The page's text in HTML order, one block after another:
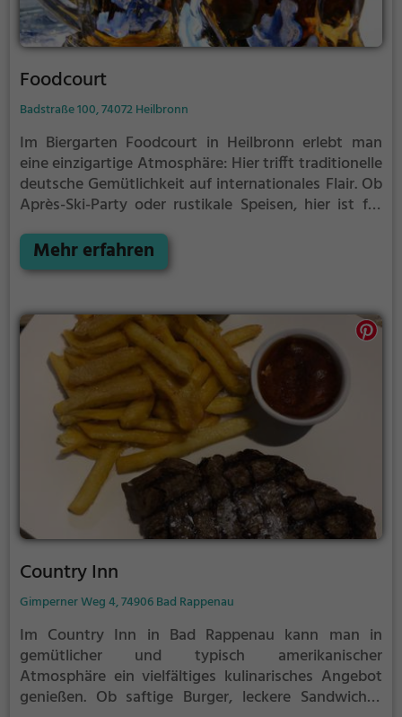
Foodcourt
Badstraße 100, 74072 Heilbronn
Im Biergarten Foodcourt in Heilbronn erlebt man
eine einzigartige Atmosphäre: Hier trifft traditionelle
deutsche Gemütlichkeit auf internationales Flair. Ob
Après-Ski-Party oder rustikale Speisen, hier ist für
Küche, Burger, Pizza, thailändische und asiatische
Spezialitäten oder wähle aus dem vegetarischen
und leckeren Cocktails. Hier kann man die Vielfalt
der kulinarischen Welt entdecken und gleichzeitig in
gemütlichem Ambiente entspannen. Freue dich auf
eine genussvolle Zeit im Biergarten Foodcourt.
Mehr erfahren
Country Inn
Gimperner Weg 4, 74906 Bad Rappenau
Im Country Inn in Bad Rappenau kann man in
gemütlicher und typisch amerikanischer
Atmosphäre ein vielfältiges kulinarisches Angebot
genießen. Ob saftige Burger, leckere Sandwiches